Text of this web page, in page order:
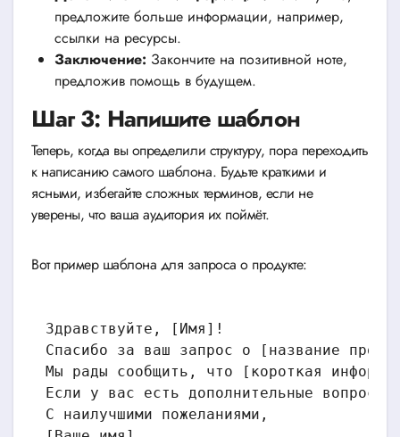
предложите больше информации, например,
ссылки на ресурсы.
Заключение: Закончите на позитивной ноте,
предложив помощь в будущем.
Шаг 3: Напишите шаблон
Теперь, когда вы определили структуру, пора переходить
к написанию самого шаблона. Будьте краткими и
ясными, избегайте сложных терминов, если не
уверены, что ваша аудитория их поймёт.
Вот пример шаблона для запроса о продукте:
Здравствуйте, [Имя]!
Спасибо за ваш запрос о [название
Мы рады сообщить, что [короткая
Если у вас есть дополнительные
С наилучшими пожеланиями,